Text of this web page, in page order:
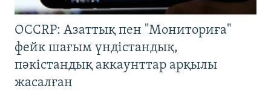
OCCRP: Азаттық пен "Мониториға"
фейк шағым үндістандық,
пәкістандық аккаунттар арқылы
жасалған